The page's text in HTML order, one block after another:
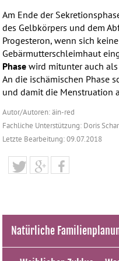
Am Ende der
des Gelbkörpers und dem
Progesteron, wenn sich
Gebärmutterschleimhaut
Phase wird mitunter auch
An die ischämischen Phase
und damit die Menstruation
Autor/Autoren: äin-red
Fachliche Unterstützung: Doris
Letzte Bearbeitung: 09.07.2018
Natürliche